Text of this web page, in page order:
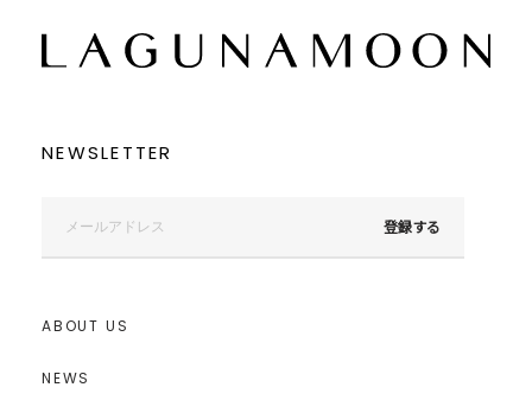
NEWSLETTER
登録する
ABOUT US
NEWS